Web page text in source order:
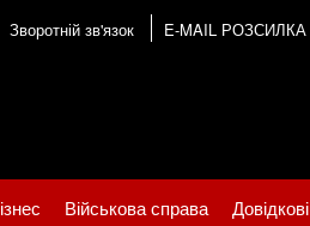
Зворотній зв'язок E-MAIL РОЗСИЛКА
Військова справа Довідкові